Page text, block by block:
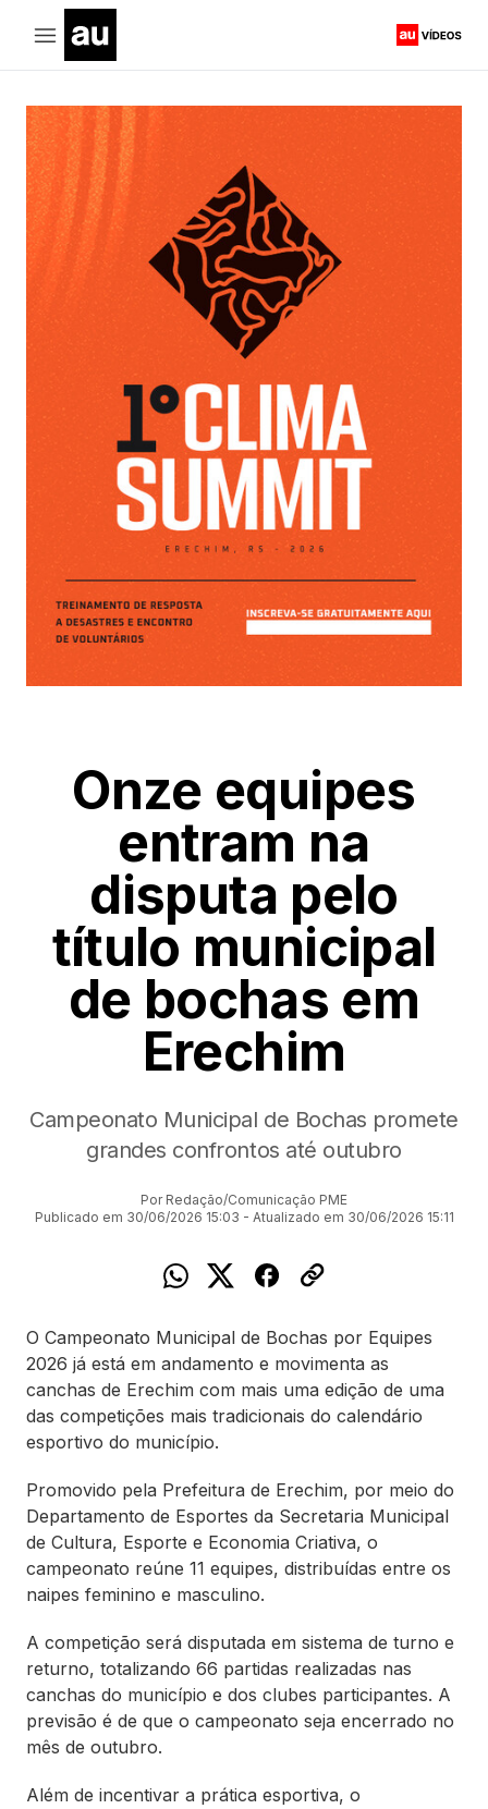
Onze equipes
entram na
disputa pelo
título municipal
de bochas em
Erechim
Campeonato Municipal de Bochas promete
grandes confrontos até outubro
Por Redação/Comunicação PME
Publicado em 30/06/2026 15:03 - Atualizado em 30/06/2026 15:11
O Campeonato Municipal de Bochas por Equipes
2026 já está em andamento e movimenta as
canchas de Erechim com mais uma edição de uma
das competições mais tradicionais do calendário
esportivo do município.
Promovido pela Prefeitura de Erechim, por meio do
Departamento de Esportes da Secretaria Municipal
de Cultura, Esporte e Economia Criativa, o
campeonato reúne 11 equipes, distribuídas entre os
naipes feminino e masculino.
A competição será disputada em sistema de turno e
returno, totalizando 66 partidas realizadas nas
canchas do município e dos clubes participantes. A
previsão é de que o campeonato seja encerrado no
mês de outubro.
Além de incentivar a prática esportiva, o